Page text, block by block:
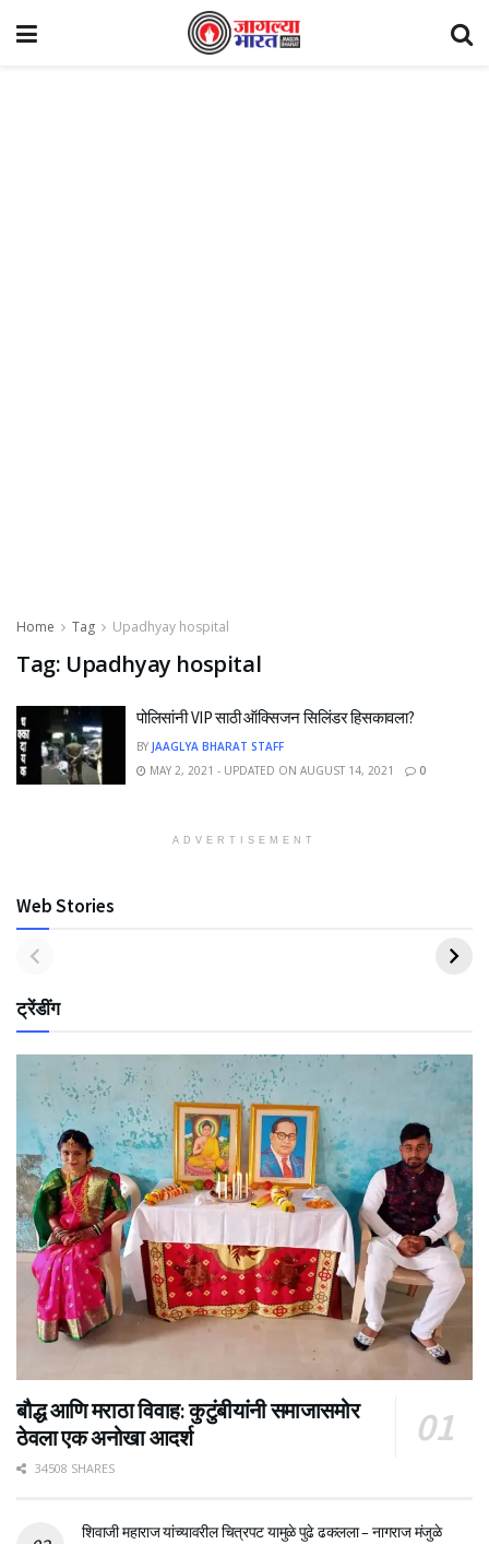
Home Tag Upadhyay hospital
Tag: Upadhyay hospital
पोलिसांनी VIP साठी ऑक्सिजन सिलिंडर हिसकावला?
BY JAAGLYA BHARAT STAFF
MAY 2, 2021 - UPDATED ON AUGUST 14, 2021
0
ADVERTISEMENT
Web Stories
ट्रेंडींग
बौद्ध आणि मराठा विवाह: कुटुंबीयांनी समाजासमोर
ठेवला एक अनोखा आदर्श
34508 SHARES
शिवाजी महाराज यांच्यावरील चित्रपट यामुळे पुढे ढकलला – नागराज मंजुळे